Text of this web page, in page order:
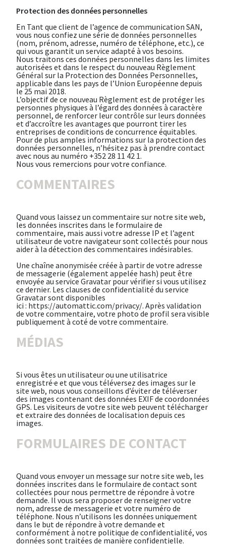
Protection des données personnelles
En Tant que client de l’agence de communication SAN,
vous nous confiez une série de données personnelles
(nom, prénom, adresse, numéro de téléphone, etc.), ce
qui vous garantit un service adapté à vos besoins.
Nous traitons ces données personnelles dans les limites
autorisées et dans le respect du nouveau Règlement
Général sur la Protection des Données Personnelles,
applicable dans les pays de l’Union Européenne depuis
le 25 mai 2018.
L’objectif de ce nouveau Règlement est de protéger les
personnes physiques à l’égard des données à caractère
personnel, de renforcer leur contrôle sur leurs données
et d’accroître les avantages que pourront tirer les
entreprises de conditions de concurrence équitables.
Pour de plus amples informations sur la protection des
données personnelles, n’hésitez pas à prendre contact
avec nous au numéro +352 28 11 42 1.
Nous vous remercions pour votre confiance.
COMMENTAIRES
Quand vous laissez un commentaire sur notre site web,
les données inscrites dans le formulaire de
commentaire, mais aussi votre adresse IP et l’agent
utilisateur de votre navigateur sont collectés pour nous
aider à la détection des commentaires indésirables.
Une chaîne anonymisée créée à partir de votre adresse
de messagerie (également appelée hash) peut être
envoyée au service Gravatar pour vérifier si vous utilisez
ce dernier. Les clauses de confidentialité du service
Gravatar sont disponibles
ici : https://automattic.com/privacy/. Après validation
de votre commentaire, votre photo de profil sera visible
publiquement à coté de votre commentaire.
MÉDIAS
Si vous êtes un utilisateur ou une utilisatrice
enregistré·e et que vous téléversez des images sur le
site web, nous vous conseillons d’éviter de téléverser
des images contenant des données EXIF de coordonnées
GPS. Les visiteurs de votre site web peuvent télécharger
et extraire des données de localisation depuis ces
images.
FORMULAIRES DE CONTACT
Quand vous envoyer un message sur notre site web, les
données inscrites dans le formulaire de contact sont
collectées pour nous permettre de répondre à votre
demande. Il vous sera proposer de renseigner votre
nom, adresse de messagerie et votre numéro de
téléphone. Nous n’utilisons les données uniquement
dans le but de répondre à votre demande et
conformément à notre politique de confidentialité, vos
données sont traitées de manière confidentielle.